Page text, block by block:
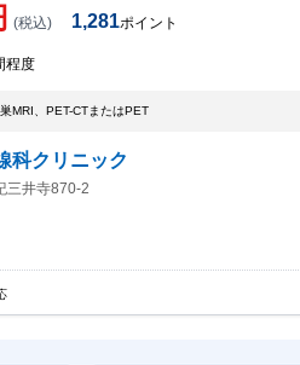
(税込) 1,281ポイント
程度
MRI、PET-CTまたはPET
科クリニック
三井寺870-2